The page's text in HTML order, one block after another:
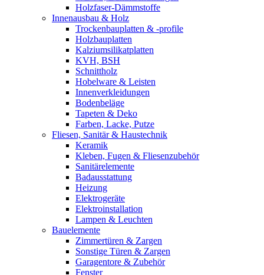
Holzfaser-Dämmstoffe
Innenausbau & Holz
Trockenbauplatten & -profile
Holzbauplatten
Kalziumsilikatplatten
KVH, BSH
Schnittholz
Hobelware & Leisten
Innenverkleidungen
Bodenbeläge
Tapeten & Deko
Farben, Lacke, Putze
Fliesen, Sanitär & Haustechnik
Keramik
Kleben, Fugen & Fliesenzubehör
Sanitärelemente
Badausstattung
Heizung
Elektrogeräte
Elektroinstallation
Lampen & Leuchten
Bauelemente
Zimmertüren & Zargen
Sonstige Türen & Zargen
Garagentore & Zubehör
Fenster